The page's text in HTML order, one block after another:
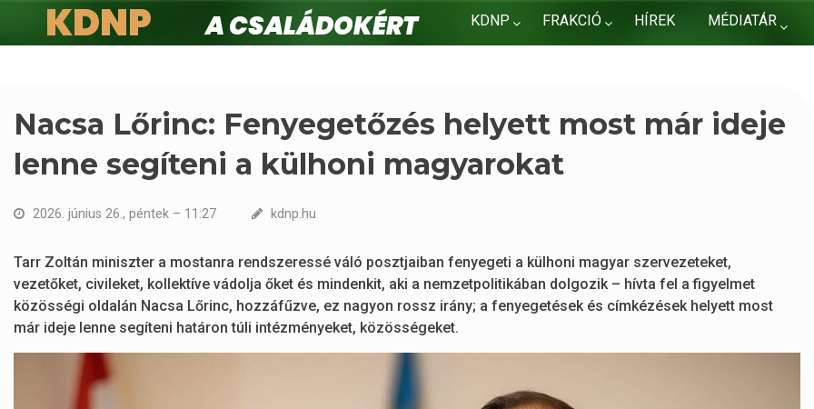
KDNP FRAKCIÓ HÍREK MÉDIATÁR
KDNP
A családokért.
Nacsa Lőrinc: Fenyegetőzés helyett most már ideje
lenne segíteni a külhoni magyarokat
2026. június 26., péntek – 11:27 kdnp.hu
Tarr Zoltán miniszter a mostanra rendszeressé váló posztjaiban fenyegeti a külhoni magyar szervezeteket,
vezetőket, civileket, kollektíve vádolja őket és mindenkit, aki a nemzetpolitikában dolgozik – hívta fel a figyelmet
közösségi oldalán Nacsa Lőrinc, hozzáfűzve, ez nagyon rossz irány; a fenyegetések és címkézések helyett most
már ideje lenne segíteni határon túli intézményeket, közösségeket.